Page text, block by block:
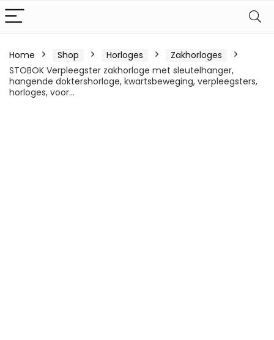
Home Shop Horloges
Zakhorloges
STOBOK Verpleegster zakhorloge met sleutelhanger,
hangende doktershorloge, kwartsbeweging, verpleegsters,
horloges, voor…